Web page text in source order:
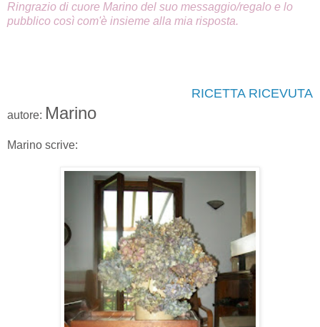
Ringrazio di cuore Marino del suo messaggio/regalo e lo
pubblico così com'è insieme alla mia risposta.
RICETTA RICEVUTA
autore: Marino
Marino scrive: